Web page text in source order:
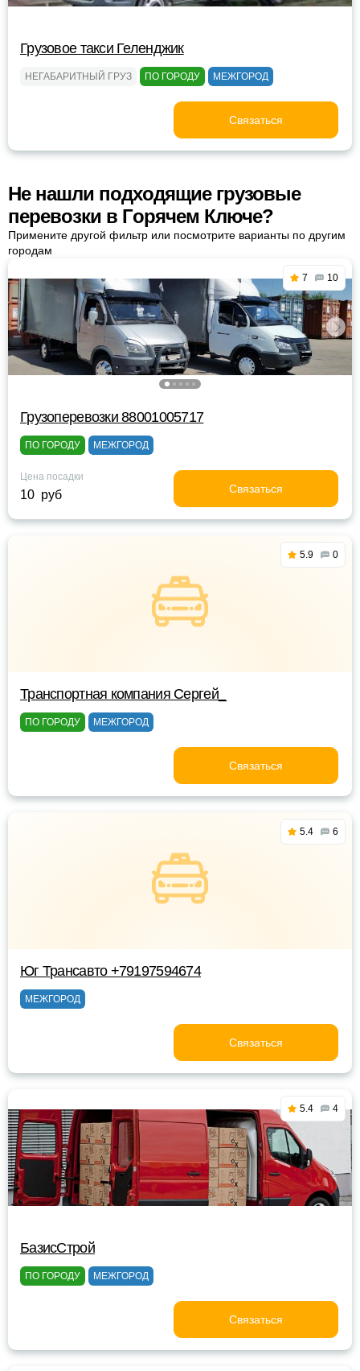
Грузовое такси Геленджик
НЕГАБАРИТНЫЙ ГРУЗ ПО ГОРОДУ МЕЖГОРОД
Связаться
Не нашли подходящие грузовые
перевозки в Горячем Ключе?
Примените другой фильтр или посмотрите варианты по другим
городам
7 10
Грузоперевозки 88001005717
ПО ГОРОДУ МЕЖГОРОД
Цена посадки
10 руб Связаться
5.9 0
Транспортная компания Сергей_
ПО ГОРОДУ МЕЖГОРОД
Связаться
5.4 6
Юг Трансавто +79197594674
МЕЖГОРОД
Связаться
5.4 4
БазисСтрой
ПО ГОРОДУ МЕЖГОРОД
Связаться